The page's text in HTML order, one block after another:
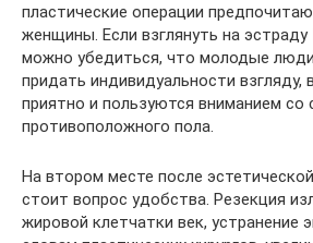
пластические операции
женщины. Если взглянуть на
можно убедиться, что молодые
придать индивидуальности взгляду,
приятно и пользуются вниманием
противоположного пола.
На втором месте после
стоит вопрос удобства. Резекция
жировой клетчатки век, устранение